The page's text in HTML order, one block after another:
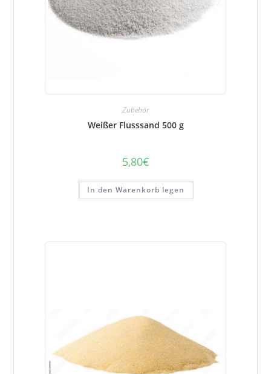
Zubehör
Weißer Flusssand 500 g
5,80€
In den Warenkorb legen